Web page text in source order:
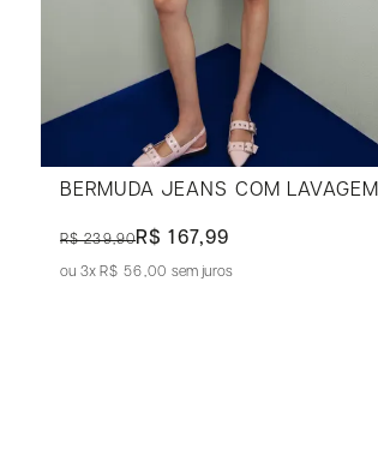
R$ 239,90R$ 167,99
3x R$ 56,00sem juros